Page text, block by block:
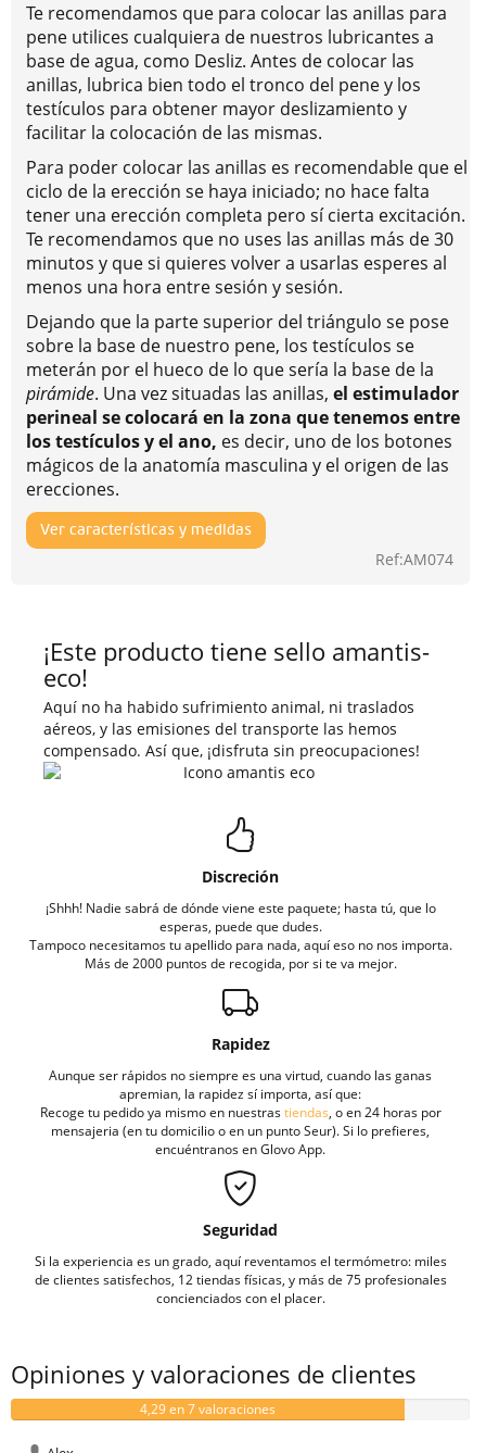
Te recomendamos que para colocar las anillas para
pene utilices cualquiera de nuestros lubricantes a
base de agua, como Desliz. Antes de colocar las
anillas, lubrica bien todo el tronco del pene y los
testículos para obtener mayor deslizamiento y
facilitar la colocación de las mismas.
Para poder colocar las anillas es recomendable que el
ciclo de la erección se haya iniciado; no hace falta
tener una erección completa pero sí cierta excitación.
Te recomendamos que no uses las anillas más de 30
minutos y que si quieres volver a usarlas esperes al
menos una hora entre sesión y sesión.
Dejando que la parte superior del triángulo se pose
sobre la base de nuestro pene, los testículos se
meterán por el hueco de lo que sería la base de la
pirámide. Una vez situadas las anillas, el estimulador
perineal se colocará en la zona que tenemos entre
los testículos y el ano, es decir, uno de los botones
mágicos de la anatomía masculina y el origen de las
erecciones.
Ver características y medidas
Ref:AM074
¡Este producto tiene sello amantis-
eco!
Aquí no ha habido sufrimiento animal, ni traslados
aéreos, y las emisiones del transporte las hemos
compensado. Así que, ¡disfruta sin preocupaciones!
Discreción
¡Shhh! Nadie sabrá de dónde viene este paquete; hasta tú, que lo
esperas, puede que dudes.
Tampoco necesitamos tu apellido para nada, aquí eso no nos importa.
Más de 2000 puntos de recogida, por si te va mejor.
Rapidez
Aunque ser rápidos no siempre es una virtud, cuando las ganas
apremian, la rapidez sí importa, así que:
Recoge tu pedido ya mismo en nuestrastiendas, o en 24 horas por
mensajeria (en tu domicilio o en un punto Seur). Si lo prefieres,
encuéntranos en Glovo App.
Seguridad
Si la experiencia es un grado, aquí reventamos el termómetro: miles
de clientes satisfechos, 12 tiendas físicas, y más de 75 profesionales
concienciados con el placer.
Opiniones y valoraciones de clientes
4,29 en 7 valoraciones